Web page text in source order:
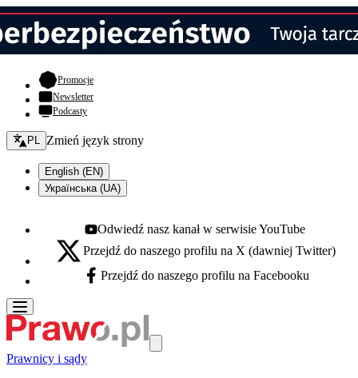
Promocje- otwiera się w nowej karcie
Newsletter
Podcasty
Zmień język - bieżący:
PL Zmień język strony
English (EN)
Українська (UA)
Youtube - otwiera się w nowej karcie
Odwiedź nasz kanał w serwisie YouTube
X - otwiera się w nowej karcie
Przejdź do naszego profilu na X (dawniej Twitter)
Facebook - otwiera się w nowej karcie
Przejdź do naszego profilu na Facebooku
Prawnicy i sądy